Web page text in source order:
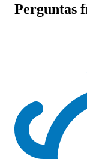
Perguntas